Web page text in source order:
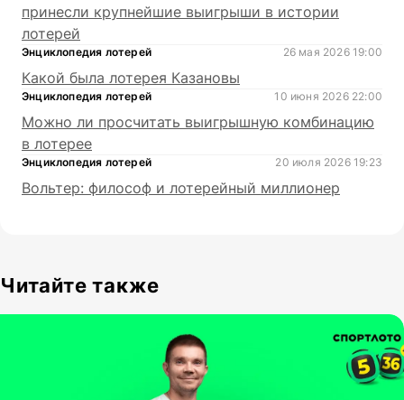
принесли крупнейшие выигрыши в истории
лотерей
Энциклопедия лотерей 26 мая 2026 19:00
Какой была лотерея Казановы
Энциклопедия лотерей 10 июня 2026 22:00
Можно ли просчитать выигрышную комбинацию
в лотерее
Энциклопедия лотерей 20 июля 2026 19:23
Вольтер: философ и лотерейный миллионер
Читайте также